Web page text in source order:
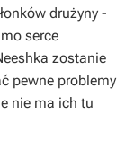
drużyny -
serce
zostanie
pewne problemy
nie ma ich tu